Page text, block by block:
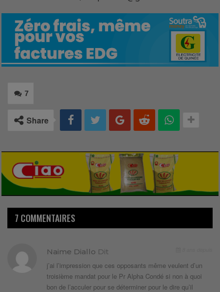
7
Share
7 COMMENTAIRES
Naime Diallo Dit
j’ai l’impression que ces opposants même veulent d’un
troisième mandat pour le Pr Alpha Condé si non à quoi
bon de l’acculer pour se déterminer pour le dire qu’il